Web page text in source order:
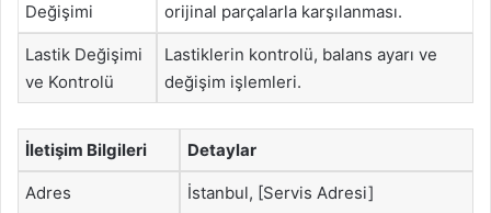
Değişimi
orijinal parçalarla karşılanması.
Lastik Değişimi
ve Kontrolü
Lastiklerin kontrolü, balans ayarı ve
değişim işlemleri.
İletişim Bilgileri Detaylar
Adres İstanbul, [Servis Adresi]